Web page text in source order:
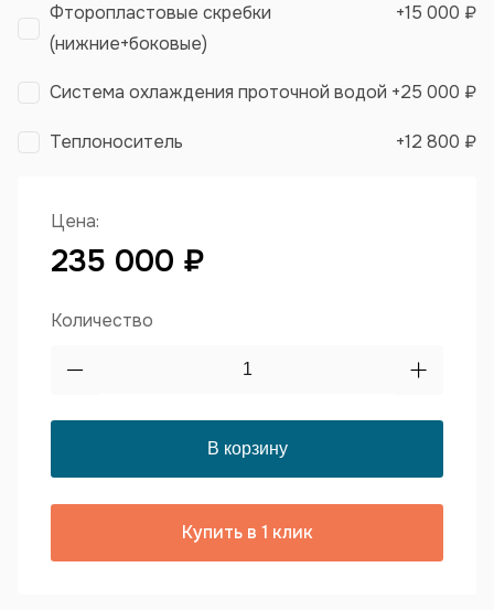
Фторопластовые скребки
(нижние+боковые)
+15 000 ₽
Система охлаждения проточной водой +25 000 ₽
Теплоноситель +12 800 ₽
Цена:
235 000 ₽
Количество
Купить в 1 клик